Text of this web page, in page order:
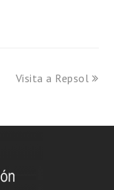
Visita a Repsol